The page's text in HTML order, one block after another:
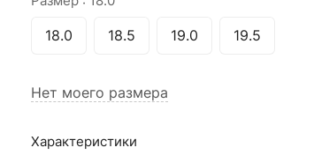
18.0 18.5 19.0 19.5
Нет моего размера
Характеристики